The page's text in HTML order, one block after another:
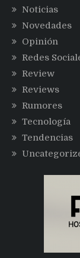
Noticias
Novedades
Opinión
Redes
Review
Reviews
Rumores
Tecnología
Tendencias